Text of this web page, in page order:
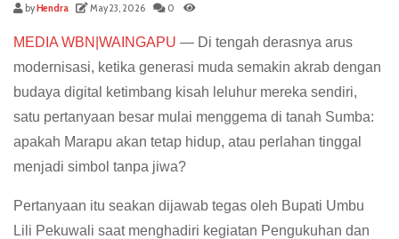
byHendra May 23, 2026 0
MEDIA WBN|WAINGAPU — Di tengah derasnya arus
modernisasi, ketika generasi muda semakin akrab dengan
budaya digital ketimbang kisah leluhur mereka sendiri,
satu pertanyaan besar mulai menggema di tanah Sumba:
apakah Marapu akan tetap hidup, atau perlahan tinggal
menjadi simbol tanpa jiwa?
Pertanyaan itu seakan dijawab tegas oleh Bupati Umbu
Lili Pekuwali saat menghadiri kegiatan Pengukuhan dan